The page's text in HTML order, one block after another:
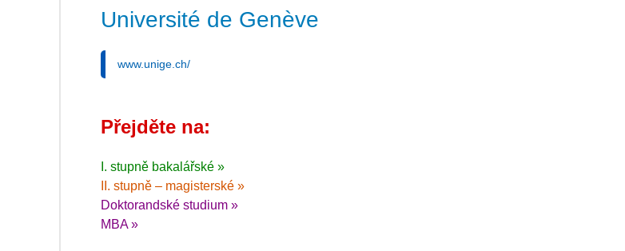
Université de Genève
www.unige.ch/
Přejděte na:
I. stupně bakalářské »
II. stupně – magisterské »
Doktorandské studium »
MBA »